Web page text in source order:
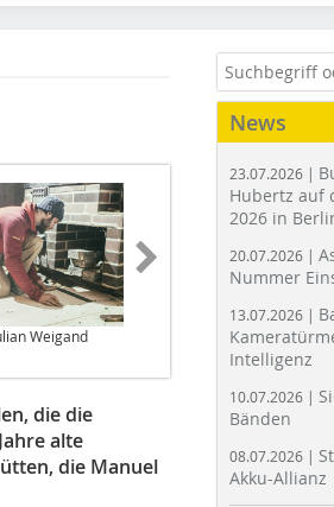
Weigand Foto: Mafell/Julian Weigand
die die
alte
die Manuel
News
23.07.2026 |
Hubertz auf
2026 in
20.07.2026 |
Nummer
13.07.2026 |
Intelligenz
10.07.2026 |
Bänden
08.07.2026 |
Akku-Allianz